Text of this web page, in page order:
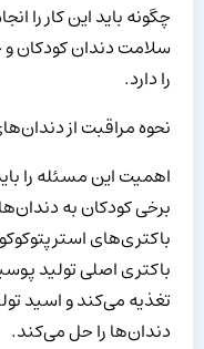
چگونه باید این کار را
سلامت دندان کودکان و
را دارد.
نحوه مراقبت از
اهمیت این مسئله را
برخی کودکان به
باکتری‌های
باکتری اصلی تولید
تغذیه می‌کند و اسید
دندان‌ها را حل می‌کند.